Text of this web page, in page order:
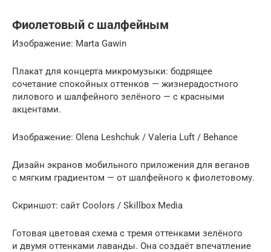
Фиолетовый с шалфейным
Изображение: Marta Gawin
Плакат для концерта микромузыки: бодрящее
сочетание спокойных оттенков — жизнерадостного
лилового и шалфейного зелёного — с красными
акцентами.
Изображение: Olena Leshchuk / Valeria Luft / Behance
Дизайн экранов мобильного приложения для веганов
с мягким градиентом — от шалфейного к фиолетовому.
Скриншот: сайт Coolors / Skillbox Media
Готовая цветовая схема с тремя оттенками зелёного
и двумя оттенками лаванды. Она создаёт впечатление